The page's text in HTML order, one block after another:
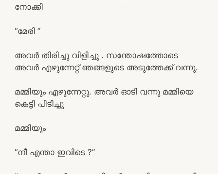
നോക്കി
“മേരി ”
അവർ തിരിച്ചു വിളിച്ചു . സന്തോഷത്തോടെ
അവർ എഴുന്നേറ്റ് ഞങ്ങളുടെ അടുത്തേക്ക് വന്നു.
മമ്മിയും എഴുന്നേറ്റു. അവർ ഓടി വന്നു മമ്മിയെ
കെട്ടി പിടിച്ചു
മമ്മിയും
“നീ എന്താ ഇവിടെ ?”